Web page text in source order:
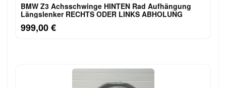
BMW Z3 Achsschwinge HINTEN Rad Aufhängung
Längslenker RECHTS ODER LINKS ABHOLUNG
999,00 €